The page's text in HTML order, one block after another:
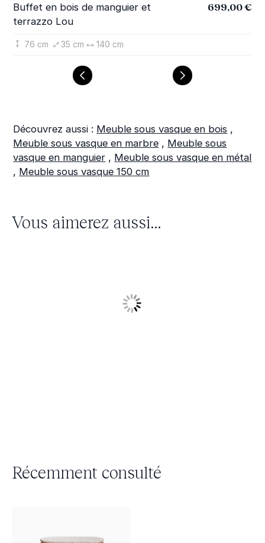
Buffet en bois de manguier et
terrazzo Lou
699,00 €
76 cm 35 cm 140 cm
Découvrez aussi : Meuble sous vasque en bois ,
Meuble sous vasque en marbre , Meuble sous
vasque en manguier , Meuble sous vasque en métal
, Meuble sous vasque 150 cm
Vous aimerez aussi...
Récemment consulté